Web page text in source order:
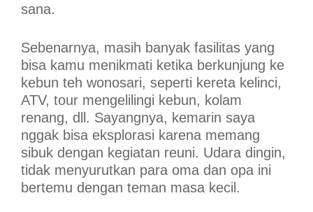
sana.
Sebenarnya, masih banyak fasilitas yang
bisa kamu menikmati ketika berkunjung ke
kebun teh wonosari, seperti kereta kelinci,
ATV, tour mengelilingi kebun, kolam
renang, dll. Sayangnya, kemarin saya
nggak bisa eksplorasi karena memang
sibuk dengan kegiatan reuni. Udara dingin,
tidak menyurutkan para oma dan opa ini
bertemu dengan teman masa kecil.